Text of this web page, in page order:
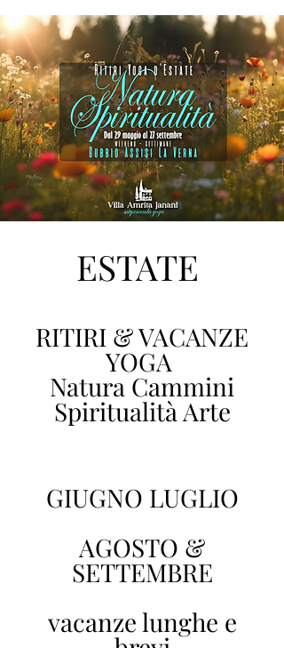
ESTATE
RITIRI & VACANZE
YOGA
Natura Cammini
Spiritualità Arte
GIUGNO LUGLIO
AGOSTO &
SETTEMBRE
vacanze lunghe e